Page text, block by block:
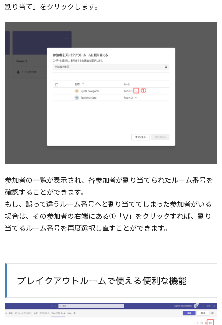
割り当て」をクリックします。
参加者の一覧が表示され、各参加者が割り当てられたルーム番号を
確認することができます。
もし、誤って違うルーム番号へと割り当ててしまった参加者がいる
場合は、その参加者の右端にある①「⋁」をクリックすれば、割り
当てるルーム番号を再度選択し直すことができます。
ブレイクアウトルームで使える便利な機能